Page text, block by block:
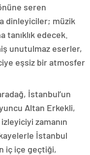
seren
dinleyiciler; müzik
tanıklık edecek.
unutulmaz eserler,
eşsiz bir atmosfer
İstanbul’un
Altan Erkekli,
zamanın
İstanbul
iç içe geçtiği,